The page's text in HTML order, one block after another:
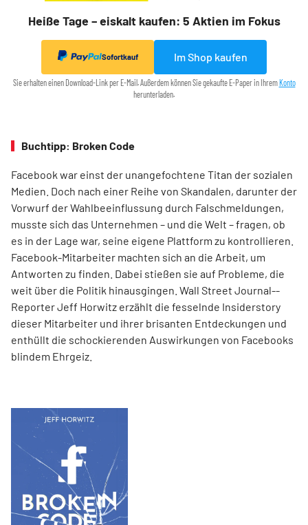
Heiße Tage – eiskalt kaufen: 5 Aktien im Fokus
Sofortkauf Im Shop kaufen
Sie erhalten einen Download-Link per E-Mail. Außerdem können Sie gekaufte E-Paper in IhremKonto
herunterladen.
Buchtipp: Broken Code
Facebook war einst der unangefochtene Titan der sozialen
Medien. Doch nach einer Reihe von Skandalen, darunter der
Vorwurf der Wahlbeeinflussung durch Falschmeldungen,
musste sich das Unternehmen – und die Welt – fragen, ob
es in der Lage war, seine eigene Plattform zu kontrollieren.
Facebook-Mitarbeiter machten sich an die Arbeit, um
Antworten zu finden. Dabei stießen sie auf Probleme, die
weit über die Politik hinausgingen. Wall Street Journal-­
Reporter Jeff Horwitz erzählt die fesselnde Insiderstory
dieser Mitarbeiter und ihrer brisanten Entdeckungen und
enthüllt die schockierenden Auswirkungen von Facebooks
blindem Ehrgeiz.